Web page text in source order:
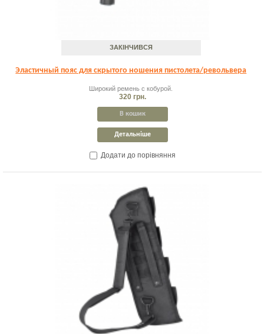
ЗАКІНЧИВСЯ
Эластичный пояс для скрытого ношения пистолета/револьвера
Широкий ремень с кобурой.
320 грн.
В кошик
Детальніше
Додати до порівняння